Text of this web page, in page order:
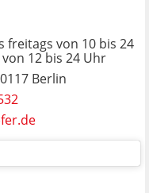
freitags von 10 bis 24
12 bis 24 Uhr
Berlin